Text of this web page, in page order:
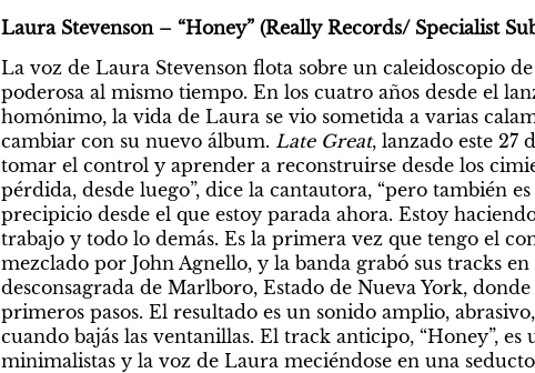
Laura Stevenson – “Honey” (Really Records/ Specialist
La voz de Laura Stevenson flota sobre un caleidoscopio
poderosa al mismo tiempo. En los cuatro años desde el
homónimo, la vida de Laura se vio sometida a varias
cambiar con su nuevo álbum. Late Great, lanzado este 27
tomar el control y aprender a reconstruirse desde los
pérdida, desde luego”, dice la cantautora, “pero también
precipicio desde el que estoy parada ahora. Estoy
trabajo y todo lo demás. Es la primera vez que tengo el
mezclado por John Agnello, y la banda grabó sus tracks
desconsagrada de Marlboro, Estado de Nueva York,
primeros pasos. El resultado es un sonido amplio,
cuando bajás las ventanillas. El track anticipo, “Honey”,
minimalistas y la voz de Laura meciéndose en una